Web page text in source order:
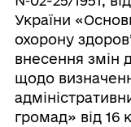
України
охорону
внесення змін
щодо
громад» від 16